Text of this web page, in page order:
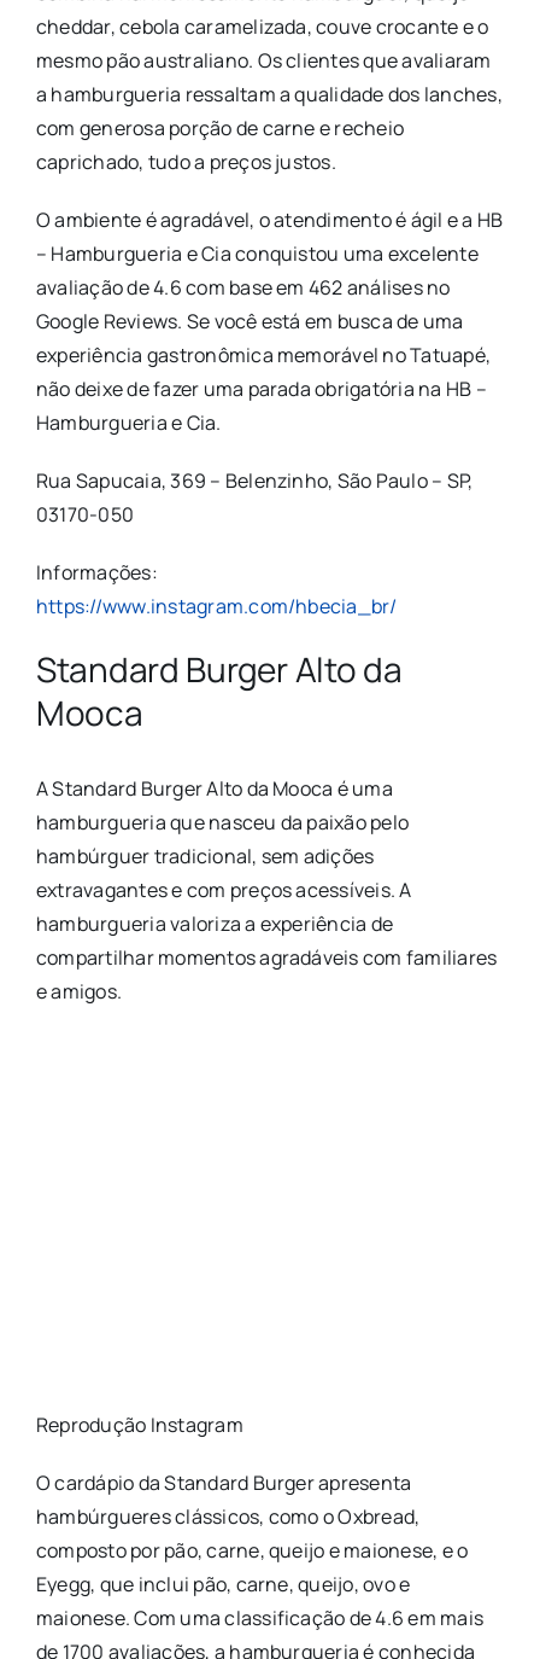
cheddar, cebola caramelizada, couve crocante e o
mesmo pão australiano. Os clientes que avaliaram
a hamburgueria ressaltam a qualidade dos lanches,
com generosa porção de carne e recheio
caprichado, tudo a preços justos.
O ambiente é agradável, o atendimento é ágil e a HB
– Hamburgueria e Cia conquistou uma excelente
avaliação de 4.6 com base em 462 análises no
Google Reviews. Se você está em busca de uma
experiência gastronômica memorável no Tatuapé,
não deixe de fazer uma parada obrigatória na HB –
Hamburgueria e Cia.
Rua Sapucaia, 369 – Belenzinho, São Paulo – SP,
03170-050
Informações:
https://www.instagram.com/hbecia_br/
Standard Burger Alto da
Mooca
A Standard Burger Alto da Mooca é uma
hamburgueria que nasceu da paixão pelo
hambúrguer tradicional, sem adições
extravagantes e com preços acessíveis. A
hamburgueria valoriza a experiência de
compartilhar momentos agradáveis com familiares
e amigos.
Reprodução Instagram
O cardápio da Standard Burger apresenta
hambúrgueres clássicos, como o Oxbread,
composto por pão, carne, queijo e maionese, e o
Eyegg, que inclui pão, carne, queijo, ovo e
maionese. Com uma classificação de 4.6 em mais
de 1700 avaliações, a hamburgueria é conhecida